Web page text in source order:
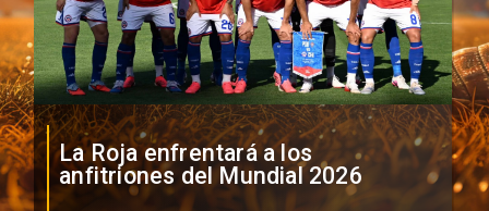
La Roja enfrentará a los
anfitriones del Mundial 2026